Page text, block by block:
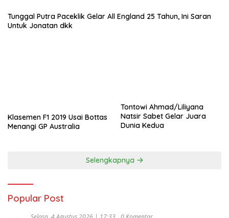
Tunggal Putra Paceklik Gelar All England 25 Tahun, Ini Saran
Untuk Jonatan dkk
Klasemen F1 2019 Usai Bottas
Menangi GP Australia
Tontowi Ahmad/Liliyana
Natsir Sabet Gelar Juara
Dunia Kedua
Selengkapnya
Popular Post